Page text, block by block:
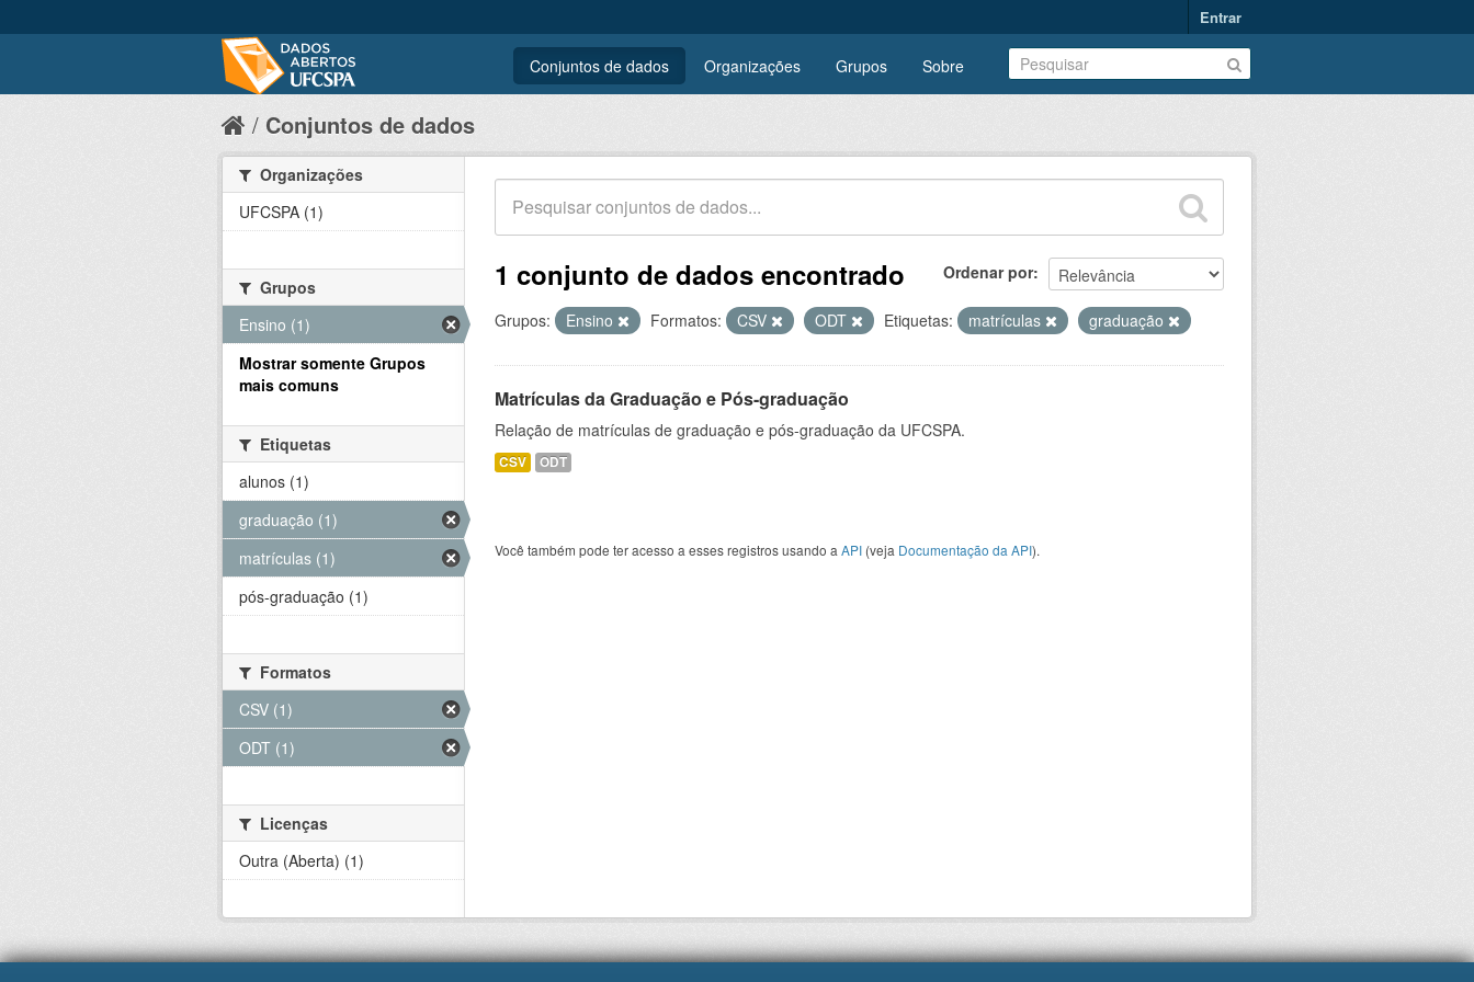
Entrar
Conjuntos de dados Organizações Grupos Sobre
Conjuntos de dados
Ordenar por
1 conjunto de dados encontrado
Grupos: Ensino Formatos: CSV ODT Etiquetas: matrículas graduação
Matrículas da Graduação e Pós-graduação
Relação de matrículas de graduação e pós-graduação da UFCSPA.
CSV ODT
Você também pode ter acesso a esses registros usando a API (veja Documentação da API).
Organizações
UFCSPA (1)
Grupos
Ensino (1)
Mostrar somente Grupos
mais comuns
Etiquetas
alunos (1)
graduação (1)
matrículas (1)
pós-graduação (1)
Formatos
CSV (1)
ODT (1)
Licenças
Outra (Aberta) (1)